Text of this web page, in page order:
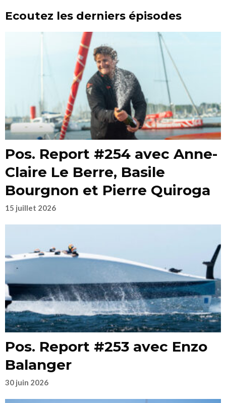
Ecoutez les derniers épisodes
Pos. Report #254 avec Anne-
Claire Le Berre, Basile
Bourgnon et Pierre Quiroga
15 juillet 2026
Pos. Report #253 avec Enzo
Balanger
30 juin 2026